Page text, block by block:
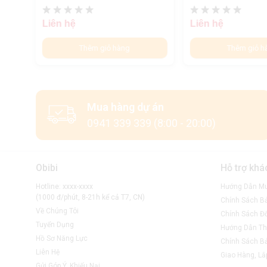
Liên hệ
Thêm giỏ hàng
Liên hệ
Thêm giỏ
Mua hàng dự án
0941 339 339 (8:00 - 20:00)
Obibi
Hotline: xxxx-xxxx
(1000 đ/phút, 8-21h kể cả T7, CN)
Về Chúng Tôi
Tuyển Dụng
Hồ Sơ Năng Lực
Liên Hệ
Hỗ trợ
Hướng Dẫn
Chính Sách
Chính Sách
Hướng Dẫn
Chính Sách
Giao Hàng,